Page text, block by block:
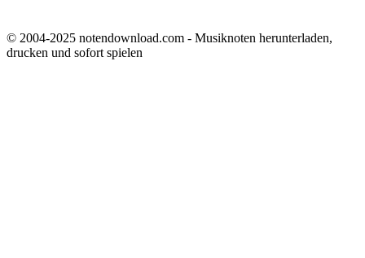
© 2004-2025 notendownload.com - Musiknoten herunterladen,
drucken und sofort spielen